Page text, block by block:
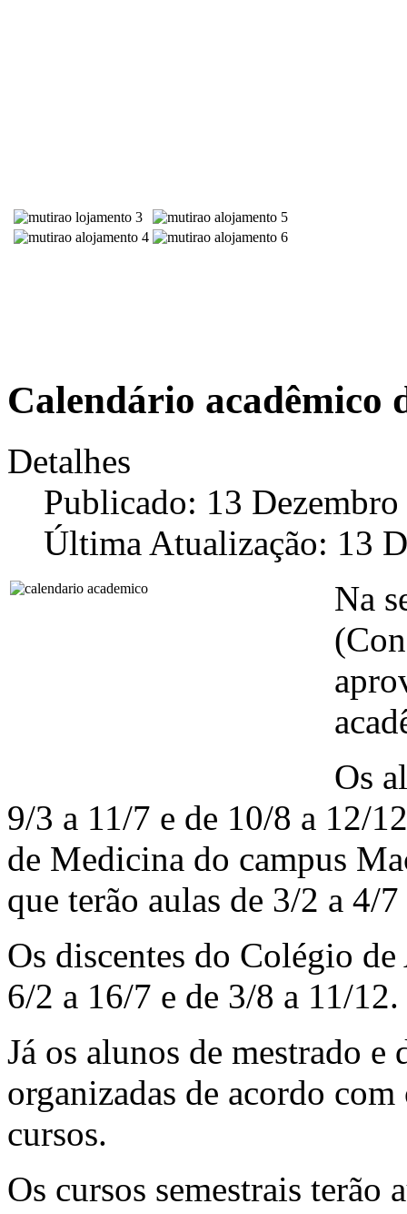
Calendário acadêmico
Detalhes
Publicado: 13
Última Atualização: 13
Na
Os
9/3 a 11/7 e de 10/8 a 12/
de Medicina do campus
que terão aulas de 3/2 a 4/
Os discentes do Colégio
6/2 a 16/7 e de 3/8 a 11/12.
Já os alunos de mestrado e
organizadas de acordo
cursos.
Os cursos semestrais terão